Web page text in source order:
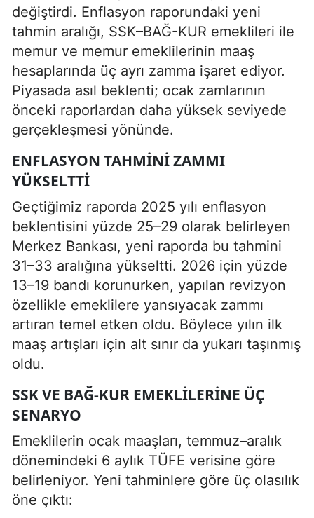
değiştirdi. Enflasyon raporundaki yeni
tahmin aralığı, SSK–BAĞ-KUR emeklileri ile
memur ve memur emeklilerinin maaş
hesaplarında üç ayrı zamma işaret ediyor.
Piyasada asıl beklenti; ocak zamlarının
önceki raporlardan daha yüksek seviyede
gerçekleşmesi yönünde.
ENFLASYON TAHMINI ZAMMI
YÜKSELTTI
Geçtiğimiz raporda 2025 yılı enflasyon
beklentisini yüzde 25–29 olarak belirleyen
Merkez Bankası, yeni raporda bu tahmini
31–33 aralığına yükseltti. 2026 için yüzde
13–19 bandı korunurken, yapılan revizyon
özellikle emeklilere yansıyacak zammı
artıran temel etken oldu. Böylece yılın ilk
maaş artışları için alt sınır da yukarı taşınmış
oldu.
SSK VE BAĞ-KUR EMEKLILERINE ÜÇ
SENARYO
Emeklilerin ocak maaşları, temmuz–aralık
dönemindeki 6 aylık TÜFE verisine göre
belirleniyor. Yeni tahminlere göre üç olasılık
öne çıktı: